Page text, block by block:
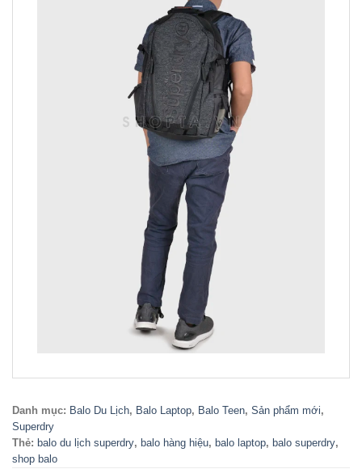
Danh mục: Balo Du Lịch, Balo Laptop, Balo Teen, Sản phẩm mới,
Superdry
Thẻ: balo du lịch superdry, balo hàng hiệu, balo laptop, balo superdry,
shop balo